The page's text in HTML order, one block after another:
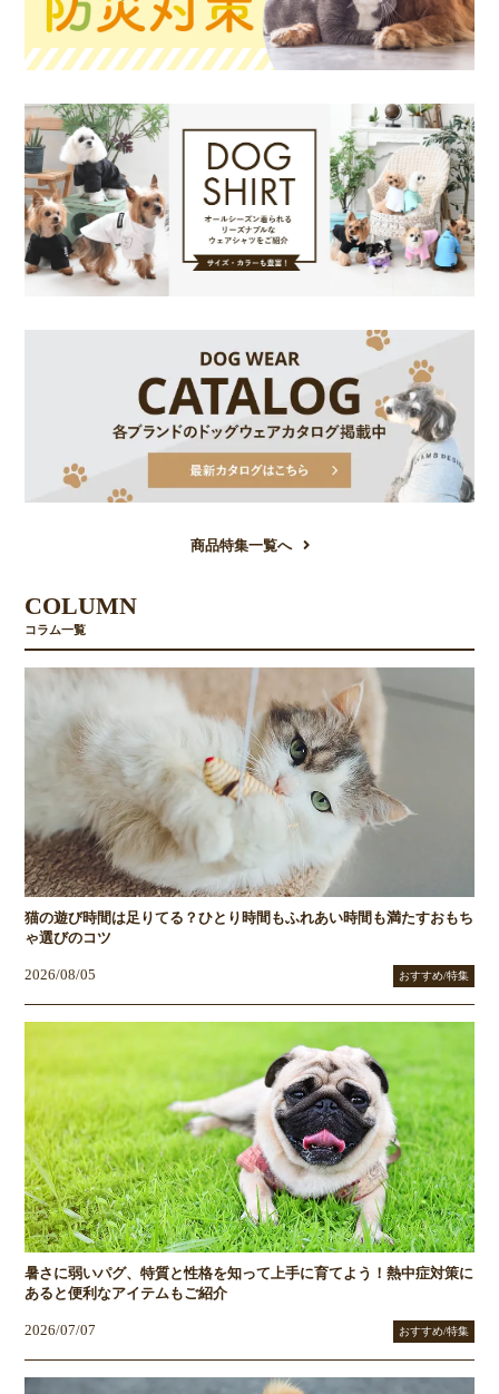
商品特集一覧へ
COLUMN
コラム一覧
猫の遊び時間は足りてる？ひとり時間もふれあい時間も満たすおもち
ゃ選びのコツ
2026/08/05 おすすめ/特集
暑さに弱いパグ、特質と性格を知って上手に育てよう！熱中症対策に
あると便利なアイテムもご紹介
2026/07/07 おすすめ/特集